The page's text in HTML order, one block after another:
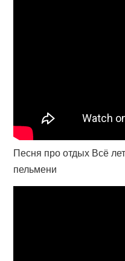
Песня про отдых Всё
пельмени